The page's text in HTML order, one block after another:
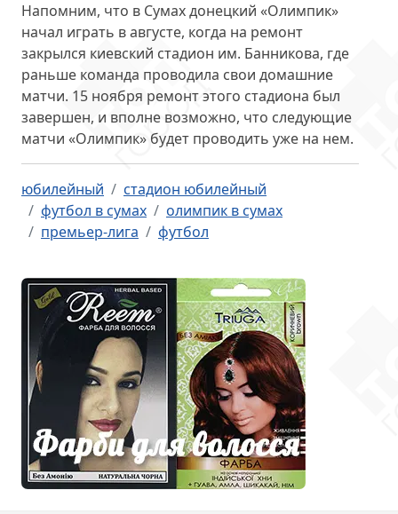
Напомним, что в Сумах донецкий «Олимпик»
начал играть в августе, когда на ремонт
закрылся киевский стадион им. Банникова, где
раньше команда проводила свои домашние
матчи. 15 ноября ремонт этого стадиона был
завершен, и вполне возможно, что следующие
матчи «Олимпик» будет проводить уже на нем.
юбилейный
стадион юбилейный
футбол в сумах
олимпик в сумах
премьер-лига
футбол